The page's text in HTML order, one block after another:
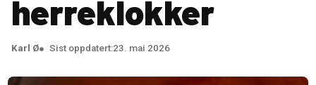
herreklokker
Karl Ø Sist oppdatert:23. mai 2026